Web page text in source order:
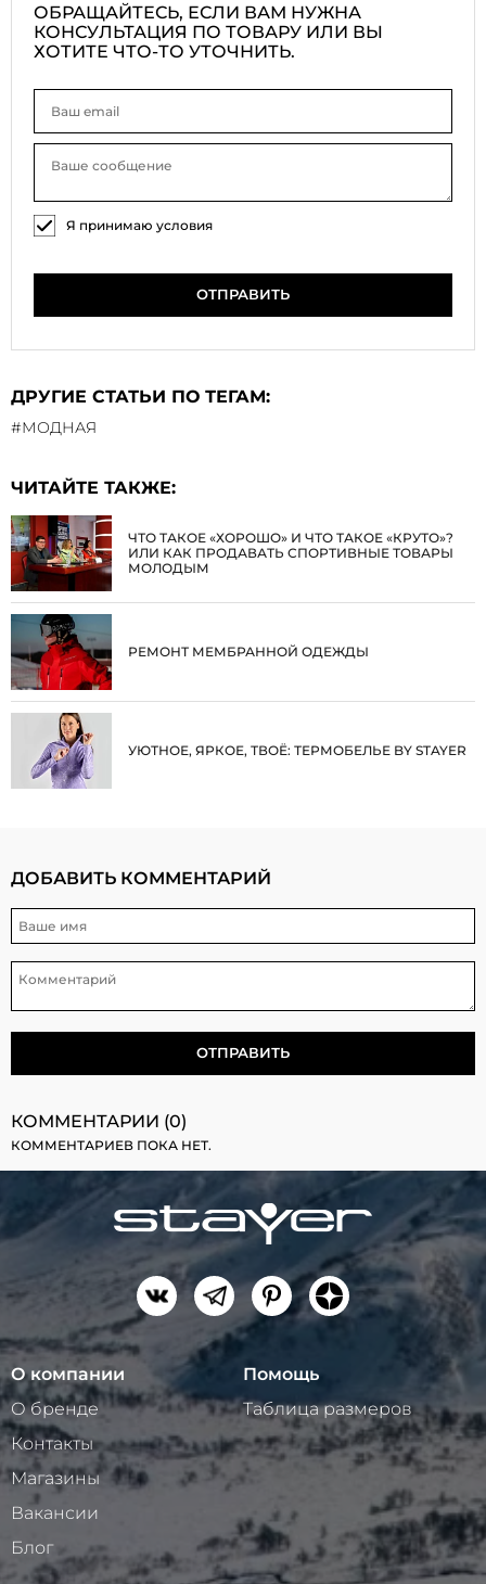
ОБРАЩАЙТЕСЬ, ЕСЛИ ВАМ НУЖНА
КОНСУЛЬТАЦИЯ ПО ТОВАРУ ИЛИ ВЫ
ХОТИТЕ ЧТО-ТО УТОЧНИТЬ.
Я принимаю условия
ОТПРАВИТЬ
ДРУГИЕ СТАТЬИ ПО ТЕГАМ:
#МОДНАЯ
ЧИТАЙТЕ ТАКЖЕ:
ЧТО ТАКОЕ «ХОРОШО» И ЧТО ТАКОЕ «КРУТО»?
ИЛИ КАК ПРОДАВАТЬ СПОРТИВНЫЕ ТОВАРЫ
МОЛОДЫМ
РЕМОНТ МЕМБРАННОЙ ОДЕЖДЫ
УЮТНОЕ, ЯРКОЕ, ТВОЁ: ТЕРМОБЕЛЬЕ BY STAYER
ДОБАВИТЬ КОММЕНТАРИЙ
КОММЕНТАРИИ (0)
КОММЕНТАРИЕВ ПОКА НЕТ.
О компании
О бренде
Контакты
Магазины
Вакансии
Блог
Помощь
Таблица размеров